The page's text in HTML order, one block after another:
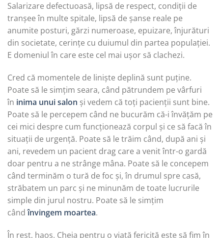
Salarizare defectuoasă, lipsă de respect, condiții de
tranșee în multe spitale, lipsă de șanse reale pe
anumite posturi, gărzi numeroase, epuizare, înjurături
din societate, cerințe cu duiumul din partea populației.
E domeniul în care este cel mai ușor să clachezi.
Cred că momentele de liniște deplină sunt puține.
Poate să le simțim seara, când pătrundem pe vârfuri
în inima unui salon și vedem că toți pacienții sunt bine.
Poate să le percepem când ne bucurăm că-i învățăm pe
cei mici despre cum funcționează corpul și ce să facă în
situații de urgență. Poate să le trăim când, după ani și
ani, revedem un pacient drag care a venit într-o gardă
doar pentru a ne strânge mâna. Poate să le concepem
când terminăm o tură de foc și, în drumul spre casă,
străbatem un parc și ne minunăm de toate lucrurile
simple din jurul nostru. Poate să le simțim
cândînvingem moartea.
În rest, haos. Cheia pentru o viață fericită este să fim în